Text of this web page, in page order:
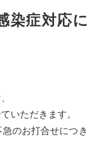
染症対応に
いただきます。
のお打合せにつき